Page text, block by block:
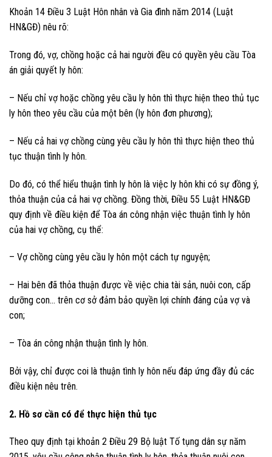
Khoản 14 Điều 3 Luật Hôn nhân và Gia đình năm 2014 (Luật
HN&GĐ) nêu rõ:
Trong đó, vợ, chồng hoặc cả hai người đều có quyền yêu cầu Tòa
án giải quyết ly hôn:
– Nếu chỉ vợ hoặc chồng yêu cầu ly hôn thì thực hiện theo thủ tục
ly hôn theo yêu cầu của một bên (ly hôn đơn phương);
– Nếu cả hai vợ chồng cùng yêu cầu ly hôn thì thực hiện theo thủ
tục thuận tình ly hôn.
Do đó, có thể hiểu thuận tình ly hôn là việc ly hôn khi có sự đồng ý,
thỏa thuận của cả hai vợ chồng. Đồng thời, Điều 55 Luật HN&GĐ
quy định về điều kiện để Tòa án công nhận việc thuận tình ly hôn
của hai vợ chồng, cụ thể:
– Vợ chồng cùng yêu cầu ly hôn một cách tự nguyện;
– Hai bên đã thỏa thuận được về việc chia tài sản, nuôi con, cấp
dưỡng con… trên cơ sở đảm bảo quyền lợi chính đáng của vợ và
con;
– Tòa án công nhận thuận tình ly hôn.
Bởi vậy, chỉ được coi là thuận tình ly hôn nếu đáp ứng đầy đủ các
điều kiện nêu trên.
2. Hồ sơ cần có để thực hiện thủ tục
Theo quy định tại khoản 2 Điều 29 Bộ luật Tố tụng dân sự năm